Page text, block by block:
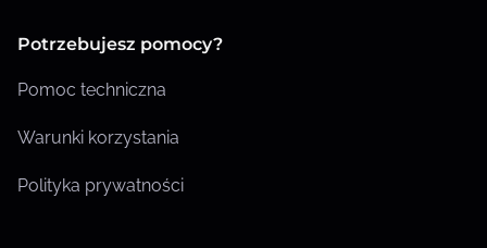
Potrzebujesz pomocy?
Pomoc techniczna
Warunki korzystania
Polityka prywatności